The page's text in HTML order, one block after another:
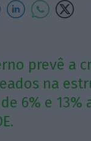
prevê a
na
6% e